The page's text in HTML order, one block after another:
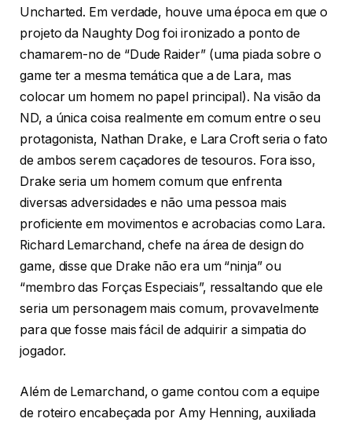
Uncharted. Em verdade, houve uma época em que o
projeto da Naughty Dog foi ironizado a ponto de
chamarem-no de “Dude Raider” (uma piada sobre o
game ter a mesma temática que a de Lara, mas
colocar um homem no papel principal). Na visão da
ND, a única coisa realmente em comum entre o seu
protagonista, Nathan Drake, e Lara Croft seria o fato
de ambos serem caçadores de tesouros. Fora isso,
Drake seria um homem comum que enfrenta
diversas adversidades e não uma pessoa mais
proficiente em movimentos e acrobacias como Lara.
Richard Lemarchand, chefe na área de design do
game, disse que Drake não era um “ninja” ou
“membro das Forças Especiais”, ressaltando que ele
seria um personagem mais comum, provavelmente
para que fosse mais fácil de adquirir a simpatia do
jogador.
Além de Lemarchand, o game contou com a equipe
de roteiro encabeçada por Amy Henning, auxiliada